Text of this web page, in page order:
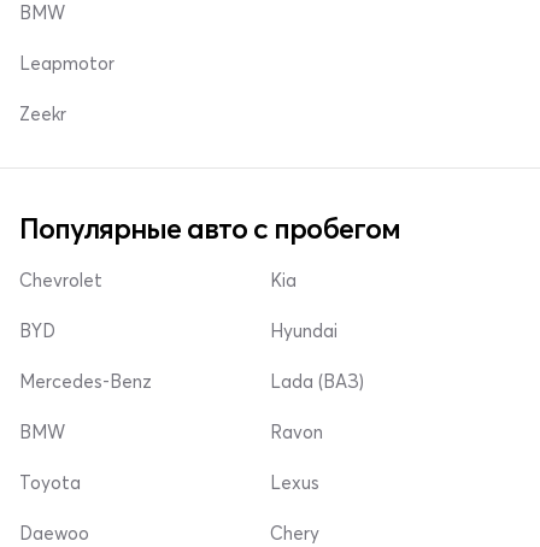
BMW
Leapmotor
Zeekr
Популярные авто с пробегом
Chevrolet
BYD
Mercedes-Benz
Kia
Hyundai
Lada (ВАЗ)
BMW
Toyota
Daewoo
Ravon
Lexus
Chery